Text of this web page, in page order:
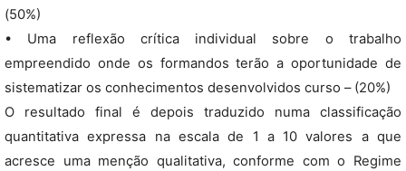
(50%)
• Uma reflexão crítica individual sobre o trabalho
empreendido onde os formandos terão a oportunidade de
sistematizar os conhecimentos desenvolvidos curso – (20%)
O resultado final é depois traduzido numa classificação
quantitativa expressa na escala de 1 a 10 valores a que
acresce uma menção qualitativa, conforme com o Regime